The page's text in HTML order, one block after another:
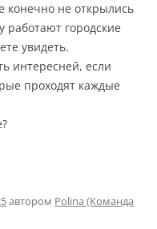
конечно не открылись
городские
увидеть.
интересней, если
проходят каждые
автором Polina (Команда